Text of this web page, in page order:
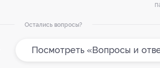
Остались вопросы?
Посмотреть «Вопросы и